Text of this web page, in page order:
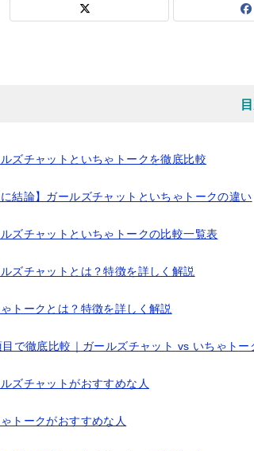
ズチャットといちゃトークを徹底比較
に結論】ガールズチャットといちゃトークの違い
ズチャットといちゃトークの比較一覧表
ズチャットとは？特徴を詳しく解説
トークとは？特徴を詳しく解説
目で徹底比較｜ガールズチャット vs いちゃトー
ズチャットがおすすめな人
トークがおすすめな人